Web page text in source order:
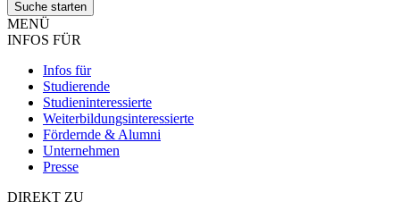
MENÜ
INFOS FÜR
Infos für
Studierende
Studieninteressierte
Weiterbildungsinteressierte
Fördernde & Alumni
Unternehmen
Presse
DIREKT ZU